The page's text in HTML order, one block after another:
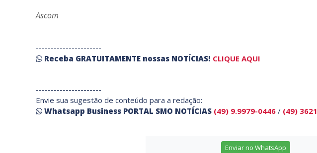
Ascom
----------------------
Receba GRATUITAMENTE nossas NOTÍCIAS! CLIQUE AQUI
----------------------
Envie sua sugestão de conteúdo para a redação:
Whatsapp Business PORTAL SMO NOTÍCIAS (49) 9.9979-0446 / (49)
Enviar no WhatsApp